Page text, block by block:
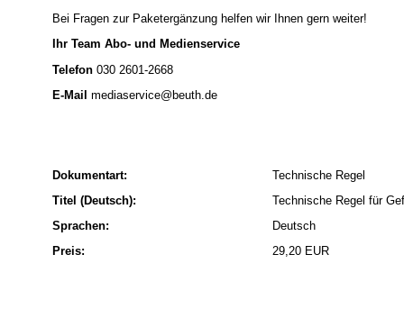
Bei Fragen zur Paketergänzung helfen wir Ihnen gern weiter!
Ihr Team Abo- und Medienservice
Telefon 030 2601-2668
E-Mail mediaservice@beuth.de
Dokumentart:
Technische Regel
Titel (Deutsch):
Technische Regel für
Sprachen:
Deutsch
Preis:
29,20 EUR